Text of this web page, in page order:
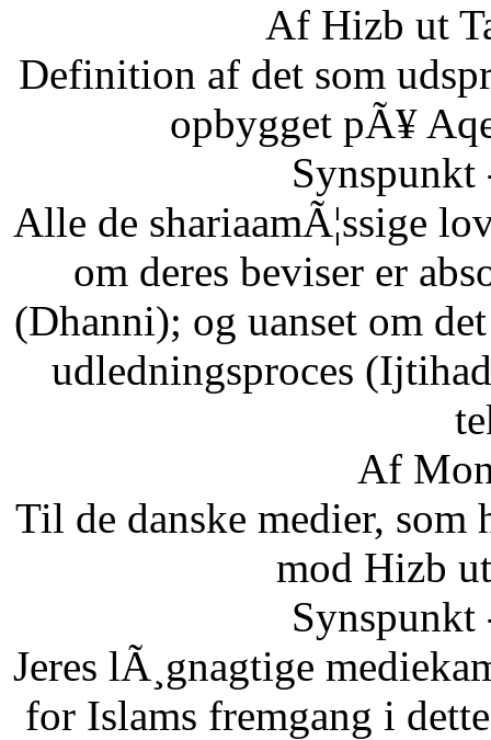
Af Hizb ut
Definition af det som
opbygget pÃ¥
Synspunkt
Alle de shariaamÃ¦ssige
om deres beviser er
(Dhanni); og uanset om
udledningsproces
Af
Til de danske medier, som
mod Hizb
Synspunkt
Jeres lÃ¸gnagtige
for Islams fremgang i